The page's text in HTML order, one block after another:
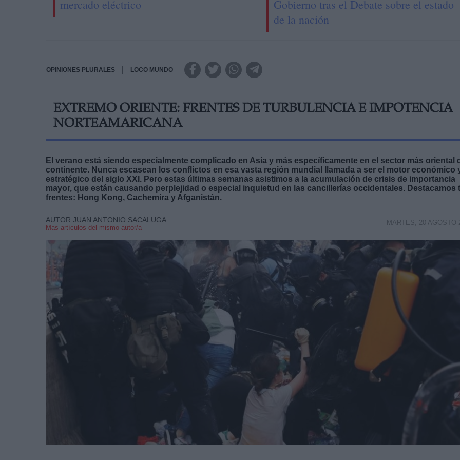
mercado eléctrico
Gobierno tras el Debate sobre el estado
de la nación
OPINIONES PLURALES LOCO MUNDO
EXTREMO ORIENTE: FRENTES DE TURBULENCIA E IMPOTENCIA
NORTEAMARICANA
El verano está siendo especialmente complicado en Asia y más específicamente en el sector más oriental
continente. Nunca escasean los conflictos en esa vasta región mundial llamada a ser el motor económico
estratégico del siglo XXI. Pero estas últimas semanas asistimos a la acumulación de crisis de importancia
mayor, que están causando perplejidad o especial inquietud en las cancillerías occidentales. Destacamos
frentes: Hong Kong, Cachemira y Afganistán.
AUTOR JUAN ANTONIO SACALUGA
Mas artículos del mismo autor/a
MARTES, 20 AGOSTO